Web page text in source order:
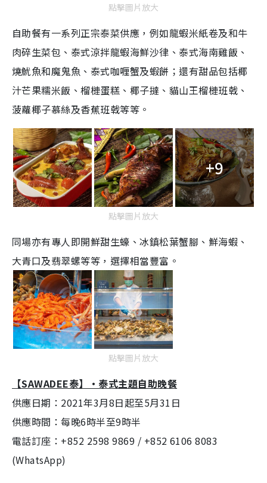
點擊圖片放大
自助餐有一系列正宗泰菜供應，例如龍蝦米紙卷及和牛
肉碎生菜包、泰式涼拌龍蝦海鮮沙律、泰式海南雞飯、
燒魷魚和魔鬼魚、泰式咖喱蟹及蝦餅；還有甜品包括椰
汁芒果糯米飯、榴槤蛋糕、椰子撻、貓山王榴槤班戟、
菠蘿椰子慕絲及香蕉班戟等等。
+9
點擊圖片放大
同場亦有專人即開鮮甜生蠔、冰鎮松葉蟹腳、鮮海蝦、
大青口及翡翠螺等等，選擇相當豐富。
點擊圖片放大
【SAWADEE泰】・泰式主題自助晚餐
供應日期：2021年3月8日起至5月31日
供應時間：每晚6時半至9時半
電話訂座：+852 2598 9869 / +852 6106 8083
(WhatsApp)